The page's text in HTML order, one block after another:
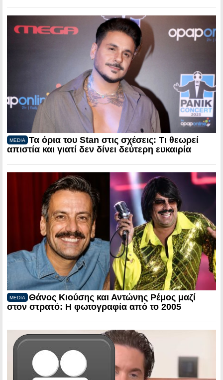
MEDIA
Τα όρια του Stan στις σχέσεις: Τι θεωρεί
απιστία και γιατί δεν δίνει δεύτερη ευκαιρία
MEDIA
Θάνος Κιούσης και Αντώνης Ρέμος μαζί
στον στρατό: Η φωτογραφία από το 2005